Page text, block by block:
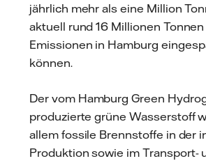
jährlich mehr als eine Million
aktuell rund 16 Millionen Tonnen
Emissionen in Hamburg
können.
Der vom Hamburg Green
produzierte grüne Wasserstoff
allem fossile Brennstoffe in der
Produktion sowie im Transport-